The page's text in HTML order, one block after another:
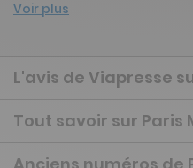
Voir plus
L'avis de Viapresse
Tout savoir sur Paris